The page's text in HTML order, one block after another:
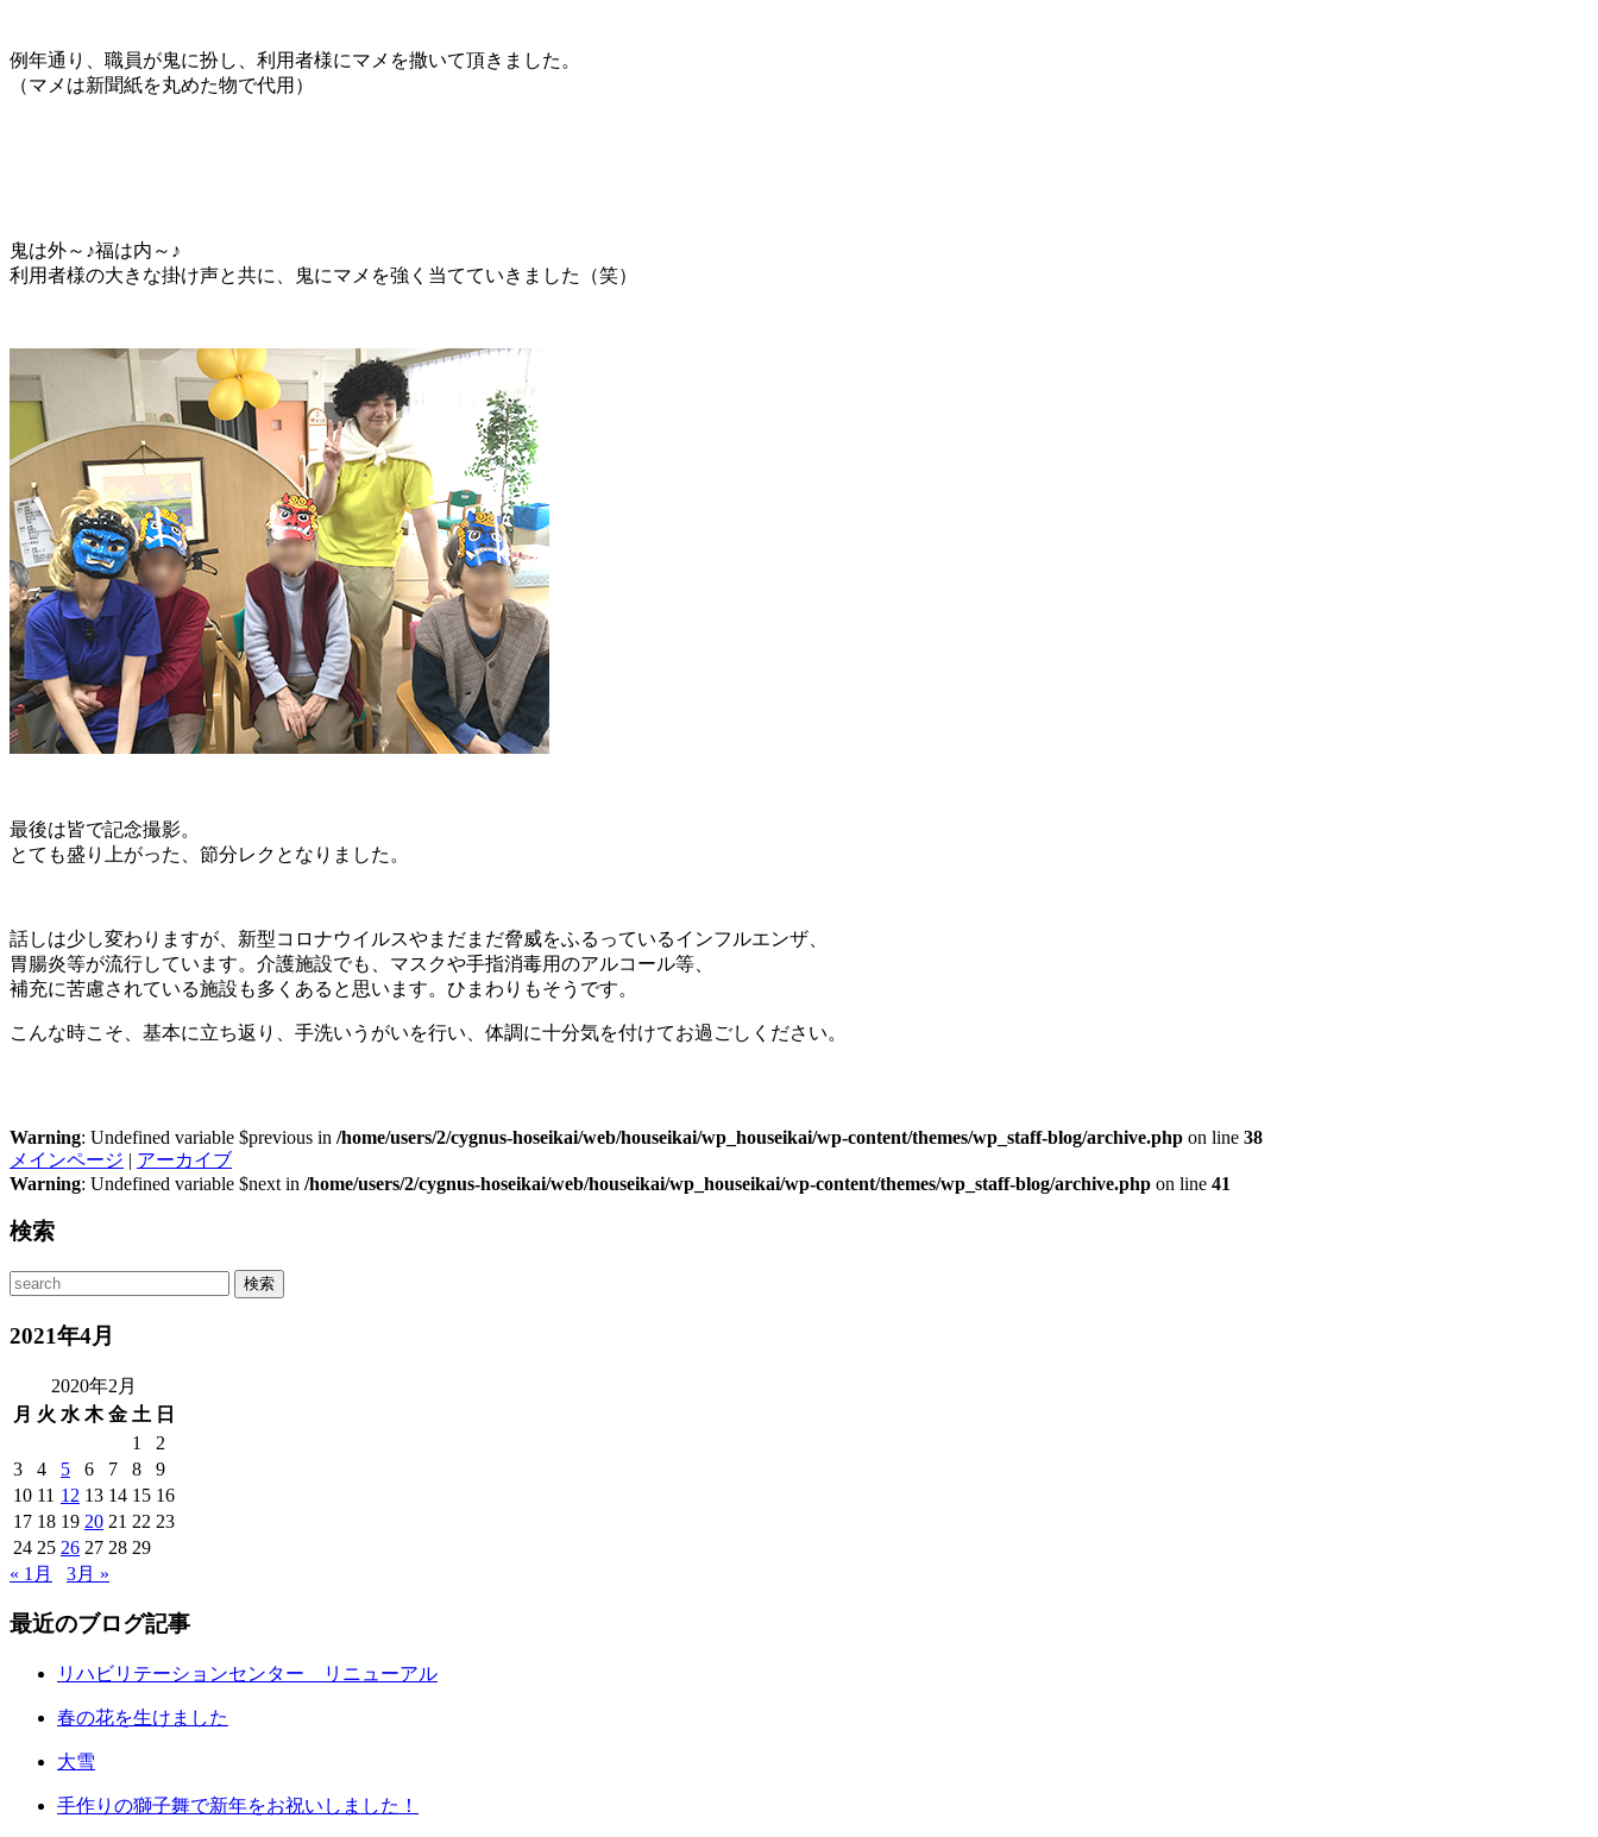
例年通り、職員が鬼に扮し、利用者様にマメを撒いて頂きました。
（マメは新聞紙を丸めた物で代用）
鬼は外～♪福は内～♪
利用者様の大きな掛け声と共に、鬼にマメを強く当てていきました（笑）
最後は皆で記念撮影。
とても盛り上がった、節分レクとなりました。
話しは少し変わりますが、新型コロナウイルスやまだまだ脅威をふるっているインフルエンザ、
胃腸炎等が流行しています。介護施設でも、マスクや手指消毒用のアルコール等、
補充に苦慮されている施設も多くあると思います。ひまわりもそうです。
こんな時こそ、基本に立ち返り、手洗いうがいを行い、体調に十分気を付けてお過ごしください。
Warning: Undefined variable $previous in /home/users/2/cygnus-hoseikai/web/houseikai/wp_houseikai/wp-content/themes/wp_staff-blog/archive.php on line 38
メインページ | アーカイブ
Warning: Undefined variable $next in /home/users/2/cygnus-hoseikai/web/houseikai/wp_houseikai/wp-content/themes/wp_staff-blog/archive.php on line 41
検索
2021年4月
2020年2月
月 火 水 木 金 土 日
1
2
3
4 5 6 7 8
9
10 11 12 13 14 15 16
17 18 19 20 21 22 23
24 25 26 27 28 29
« 1月
3月 »
最近のブログ記事
リハビリテーションセンター リニューアル
春の花を生けました
大雪
手作りの獅子舞で新年をお祝いしました！